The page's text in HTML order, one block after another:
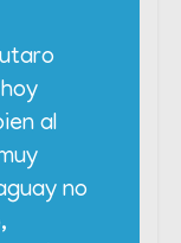
al
no